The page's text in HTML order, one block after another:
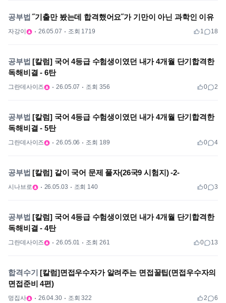
공부법 ˝기출만 봤는데 합격했어요˝가 기만이 아닌 과학인 이유
자강이 26.05.07 조회 1719 1 18
공부법 [칼럼] 국어 4등급 수험생이였던 내가 4개월 단기합격한
독해비결 - 6탄
그란데사이즈 26.05.07 조회 356 0 2
공부법 [칼럼] 국어 4등급 수험생이였던 내가 4개월 단기합격한
독해비결 - 5탄
그란데사이즈 26.05.06 조회 189 0 4
공부법 [칼럼] 같이 국어 문제 풀자(26국9 시험지) -2-
시나브로 26.05.03 조회 140 0 3
공부법 [칼럼] 국어 4등급 수험생이였던 내가 4개월 단기합격한
독해비결 - 4탄
그란데사이즈 26.05.01 조회 261 0 13
합격수기 [칼럼]면접우수자가 알려주는 면접꿀팁(면접우수자의
면접준비 4편)
멍집사 26.04.30 조회 322 2 6